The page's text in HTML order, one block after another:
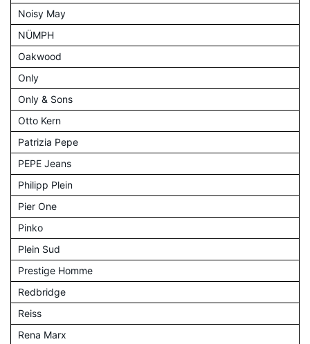
Noisy May
NÜMPH
Oakwood
Only
Only & Sons
Otto Kern
Patrizia Pepe
PEPE Jeans
Philipp Plein
Pier One
Pinko
Plein Sud
Prestige Homme
Redbridge
Reiss
Rena Marx